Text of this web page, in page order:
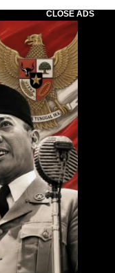
CLOSE ADS